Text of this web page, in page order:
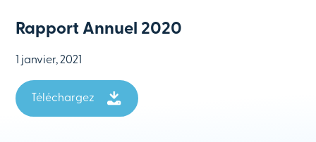
Rapport Annuel 2020
1 janvier, 2021
Téléchargez